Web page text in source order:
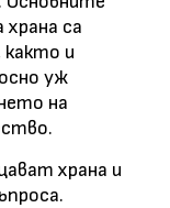
са
както и
уж
на
храна и